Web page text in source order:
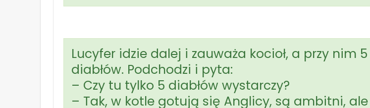
Lucyfer idzie dalej i zauważa kocioł, a przy nim 5
diabłów. Podchodzi i pyta:
– Czy tu tylko 5 diabłów wystarczy?
– Tak, w kotle gotują się Anglicy, są ambitni,